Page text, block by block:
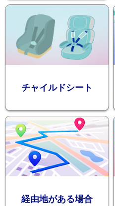
会
チャイルドシート
経由地がある場合